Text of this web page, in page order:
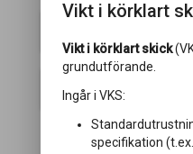
Takfönster HEKI
Vikt i körklart
Vikt i körklart skick
grundutförande.
Ingår i VKS:
specifikation